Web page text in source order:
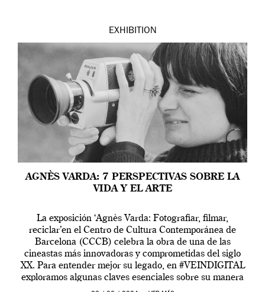
EXHIBITION
AGNÈS VARDA: 7 PERSPECTIVAS SOBRE LA
VIDA Y EL ARTE
La exposición ‘Agnès Varda: Fotografiar, filmar,
reciclar’en el Centro de Cultura Contemporánea de
Barcelona (CCCB) celebra la obra de una de las
cineastas más innovadoras y comprometidas del siglo
XX. Para entender mejor su legado, en #VEINDIGITAL
exploramos algunas claves esenciales sobre su manera
de entender la vida, el cine y el arte contemporáneo.